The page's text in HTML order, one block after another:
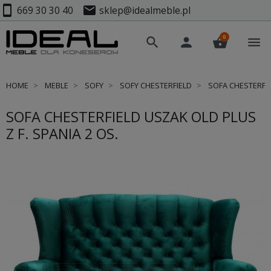
smartphone 669 30 30 40 mail sklep@idealmeble.pl
search person shopping_basket
0 menu
HOME MEBLE SOFY SOFY CHESTERFIELD SOFA
SOFA CHESTERFIELD USZAK OLD PLUS
Z F. SPANIA 2 OS.